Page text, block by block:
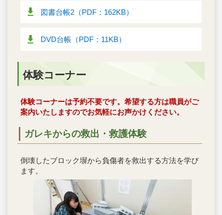
図書台帳2（PDF：162KB）
DVD台帳（PDF：11KB）
体験コーナー
体験コーナーは予約不要です。希望する方は職員がご
案内いたしますのでお気軽にお声かけください。
ガレキからの救出・救護体験
倒壊したブロック塀から負傷者を救出する方法を学び
ます。